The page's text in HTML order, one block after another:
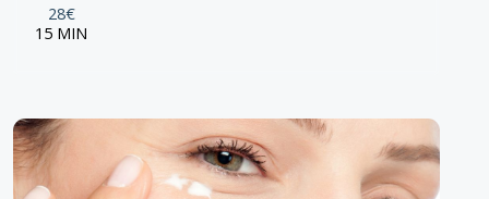
28€
15 MIN